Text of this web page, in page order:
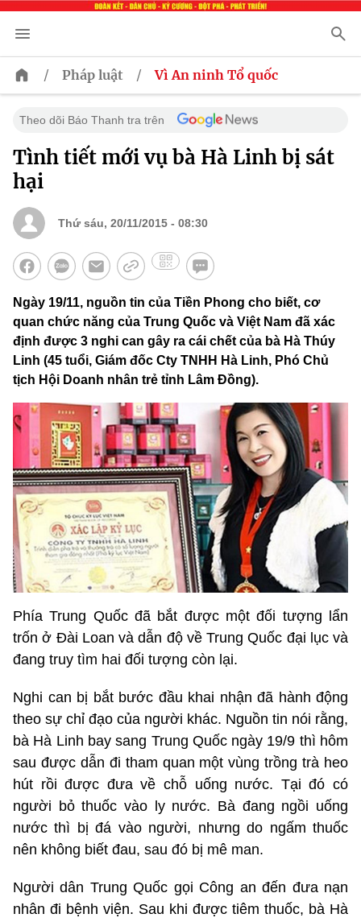
/ Pháp luật / Vì An ninh Tổ quốc
Theo dõi Báo Thanh tra trên
Tình tiết mới vụ bà Hà Linh bị sát
hại
Thứ sáu, 20/11/2015 - 08:30
Ngày 19/11, nguồn tin của Tiền Phong cho biết, cơ
quan chức năng của Trung Quốc và Việt Nam đã xác
định được 3 nghi can gây ra cái chết của bà Hà Thúy
Linh (45 tuổi, Giám đốc Cty TNHH Hà Linh, Phó Chủ
tịch Hội Doanh nhân trẻ tỉnh Lâm Đồng).
Phía Trung Quốc đã bắt được một đối tượng lẩn
trốn ở Đài Loan và dẫn độ về Trung Quốc đại lục và
đang truy tìm hai đối tượng còn lại.
Nghi can bị bắt bước đầu khai nhận đã hành động
theo sự chỉ đạo của người khác. Nguồn tin nói rằng,
bà Hà Linh bay sang Trung Quốc ngày 19/9 thì hôm
sau được dẫn đi tham quan một vùng trồng trà heo
hút rồi được đưa về chỗ uống nước. Tại đó có
người bỏ thuốc vào ly nước. Bà đang ngồi uống
nước thì bị đá vào người, nhưng do ngấm thuốc
nên không biết đau, sau đó bị mê man.
Người dân Trung Quốc gọi Công an đến đưa nạn
nhân đi bệnh viện. Sau khi được tiêm thuốc, bà Hà